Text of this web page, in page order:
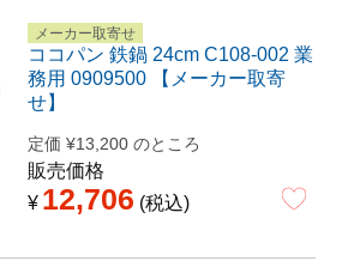
メーカー取寄せ
ココパン 鉄鍋 24cm C108-002 業
務用 0909500 【メーカー取寄
せ】
定価 ¥13,200 のところ
販売価格
¥ 12,706 税込